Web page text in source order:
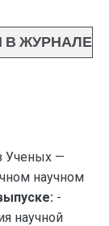
В ЖУРНАЛЕ
Ученых —
научном
-
научной